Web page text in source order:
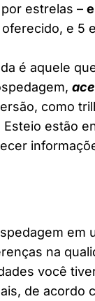
estrelas –
e 5
é aquele
como
estão
em
na
você
de acordo